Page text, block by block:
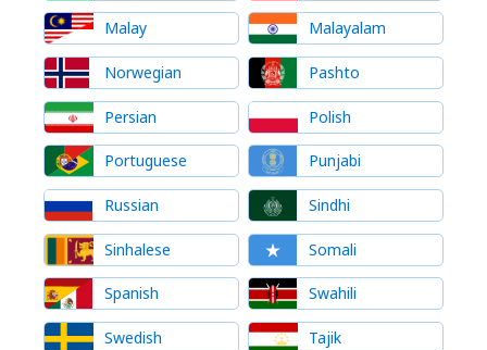
Malay Malayalam
Norwegian Pashto
Persian Polish
Portuguese Punjabi
Russian Sindhi
Sinhalese Somali
Spanish Swahili
Swedish Tajik